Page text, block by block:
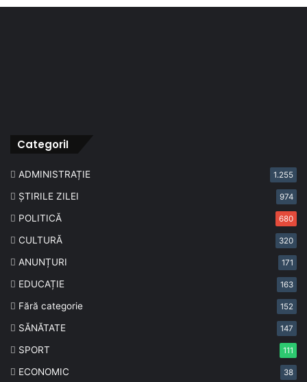
CategoriI
ADMINISTRAȚIE 1.255
ȘTIRILE ZILEI 974
POLITICĂ 680
CULTURĂ 320
ANUNȚURI 171
EDUCAȚIE 163
Fără categorie 152
SĂNĂTATE 147
SPORT 111
ECONOMIC 38